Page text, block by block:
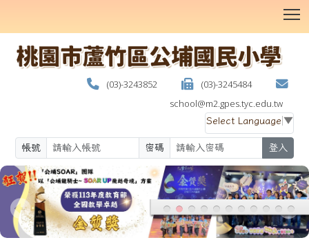
(03)-3243852
(03)-3245484
school@m2.gpes.tyc.edu.tw
Select Language ▼
帳號 密碼 登入